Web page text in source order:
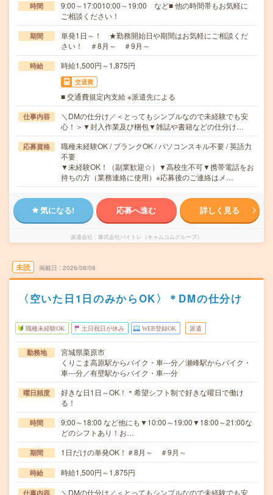
時間
9:00～17:0010:00～19:00 など■ 他の時間帯もお気軽に
ご相談ください！
期間
単発1日～！ ★勤務開始日や期間はお気軽にご相談くだ
さい！ ＃8月～ ＃9月～
時給 時給1,500円～1,875円
交通費
■ 交通費規定内支給 ※派遣先による
仕事内容
＼DMの仕分け／＜とってもシンプルなので未経験でも安
心！＞▼封入作業及び梱包▼雑誌や書籍などの仕分け…
応募資格
職種未経験OK / ブランクOK / パソコンスキル不要 / 英語力
不要
▼未経験OK！（副業歓迎☆）▼高校生不可▼携帯電話をお
持ちの方（業務連絡に使用）※応募後のご連絡はメ…
気になる! 応募へ進む 詳しく見る
派遣会社 株式会社バイトレ（キャムコムグループ）
未読 掲載日 2026/08/08
〈空いた日1日のみからOK〉＊DMの仕分け
職種未経験OK 土日祝日が休み WEB登録OK 派遣
勤務地
宮城県栗原市
くりこま高原駅からバイク・車---分／瀬峰駅からバイク・
車---分／有壁駅からバイク・車---分
曜日頻度
好きな日1日～OK！＊希望シフト制で好きな曜日で働け
る！
時間
9:00～18:00 など他にも▼10:00～19:00▼18:00～21:00な
どのシフトあり！お…
期間 1日だけの単発OK！＃8月～ ＃9月～
時給 時給1,500円～1,875円
仕事内容 ＼DMの仕分け／＜とってもシンプルなので未経験でも安